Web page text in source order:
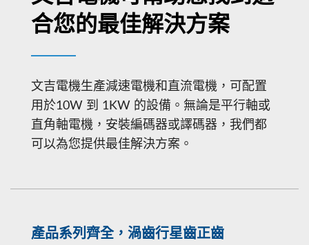
合您的最佳解決方案
文吉電機生產減速電機和直流電機，可配置
用於10W 到 1KW 的設備。無論是平行軸或
直角軸電機，安裝編碼器或譯碼器，我們都
可以為您提供最佳解決方案。
產品系列齊全，渦齒行星齒正齒